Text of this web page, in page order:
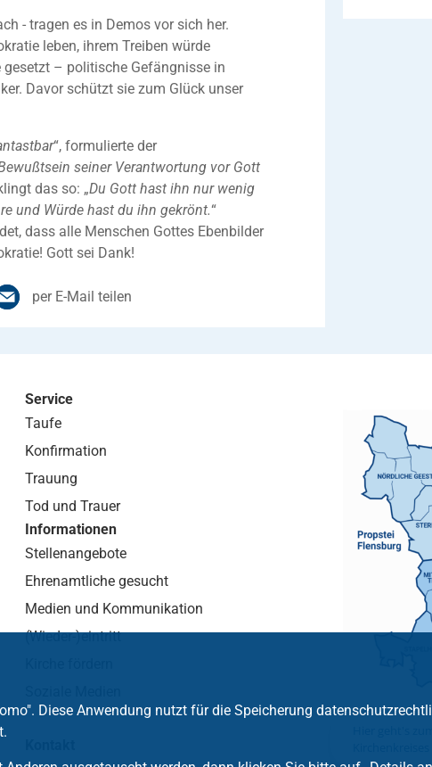
- tragen es in Demos vor sich her.
leben, ihrem Treiben würde
– politische Gefängnisse in
Davor schützt sie zum Glück unser
“, formulierte der
seiner Verantwortung vor Gott
das so: „Du Gott hast ihn nur wenig
und Würde hast du ihn gekrönt.“
dass alle Menschen Gottes Ebenbilder
Gott sei Dank!
per E-Mail teilen
Service
Taufe
Konfirmation
Trauung
Tod und Trauer
Informationen
Stellenangebote
Ehrenamtliche gesucht
Medien und Kommunikation
(Wieder-)eintritt
Diese Anwendung nutzt für die Speicherung